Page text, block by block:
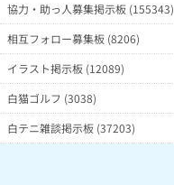
協力・助っ人募集掲示板 (155343)
相互フォロー募集板 (8206)
イラスト掲示板 (12089)
白猫ゴルフ (3038)
白テニ雑談掲示板 (37203)